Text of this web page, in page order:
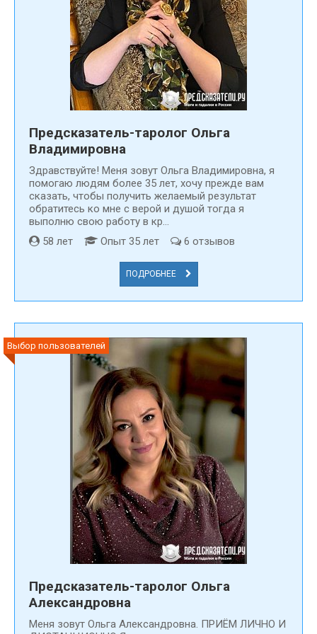
момент вам не нужно знать ответ на заданный вопрос.
Выбирайте подходящее время для гаданий, когда карты
расскажут больше и лучше. А чтобы не задумываться обо
всех этих нюансах, лучшенайдите гадалку в Старом
. Тогда вы точно будете уверены, что цыганские
карты дадут достоверный ответ на интересующие вас
Предсказатель-таролог Ольга
Владимировна
Здравствуйте! Меня зовут Ольга Владимировна, я
помогаю людям более 35 лет, хочу прежде вам
сказать, чтобы получить желаемый результат
обратитесь ко мне с верой и душой тогда я
выполню свою работу в кр...
58 лет
Опыт 35 лет 6 отзывов
ПОДРОБНЕЕ
Выбор пользователей
Предсказатель-таролог Ольга
Александровна
Меня зовут Ольга Александровна. ПРИЁМ ЛИЧНО И